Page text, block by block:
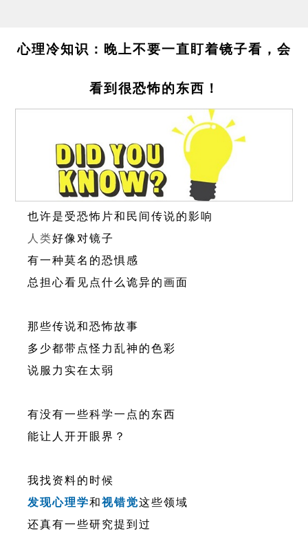
心理冷知识：晚上不要一直盯着镜子看，会
看到很恐怖的东西！
也许是受恐怖片和民间传说的影响
人类好像对镜子
有一种莫名的恐惧感
总担心看见点什么诡异的画面
那些传说和恐怖故事
多少都带点怪力乱神的色彩
说服力实在太弱
有没有一些科学一点的东西
能让人开开眼界？
我找资料的时候
发现心理学和视错觉这些领域
还真有一些研究提到过